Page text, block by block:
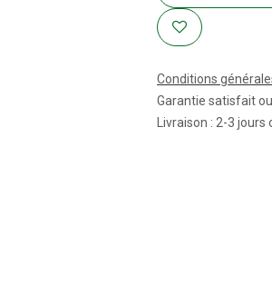
Conditions
Garantie satisfait
Livraison : 2-3 jours